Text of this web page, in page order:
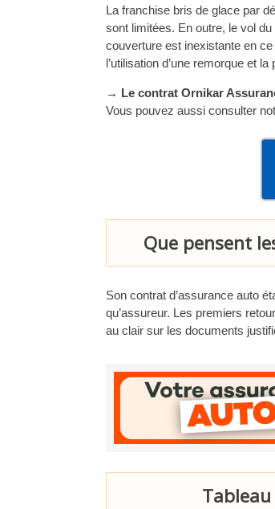
La franchise bris de glace par
sont limitées. En outre, le vol
couverture est inexistante en
l’utilisation d’une remorque et
→ Le contrat Ornikar
Vous pouvez aussi consulter
Que pensent
Son contrat d’assurance auto
qu’assureur. Les premiers
au clair sur les documents